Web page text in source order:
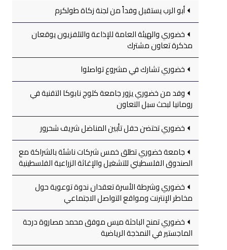
أبو الرب يستقبل وفداً من لجنة زكاة طولكرم
خضوري والهيئة العامة للإذاعة والتلفزيون يوقعان
مذكرة تعاون مشترك
خضوري تشارك في مشروع تواصلوا
وفد من خضوري يزور جامعة كلوج نابوكا التقنية في
رومانيا لبحث سبل التعاون
خضوري تحتضن حفل تأبين المناضل شريف شحرور
جامعة خضوري تطلق خمس شركات ناشئة بالشراكة مع
الصندوق الفلسطيني للتشغيل والإغاثة الزراعية الفلسطينية
خضوري وشرطة الأسرة تعقدان ندوة توعوية حول
مخاطر الإنترنت ومواقع التواصل الاجتماعي
خضوري تمنح الباحثة ميس موفق محمد مصاروة درجة
الماجستير في النمذجة الرياضية